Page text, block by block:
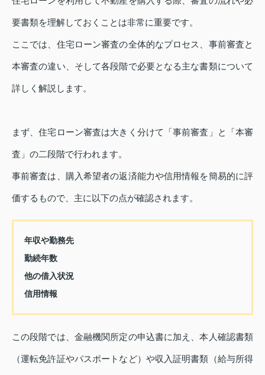
要書類を理解しておくことは非常に重要です。
ここでは、住宅ローン審査の全体的なプロセス、事前審査と
本審査の違い、そして各段階で必要となる主な書類について
詳しく解説します。
まず、住宅ローン審査は大きく分けて「事前審査」と「本審
査」の二段階で行われます。
事前審査は、購入希望者の返済能力や信用情報を簡易的に評
価するもので、主に以下の点が確認されます。
年収や勤務先
勤続年数
他の借入状況
信用情報
この段階では、金融機関所定の申込書に加え、本人確認書類
（運転免許証やパスポートなど）や収入証明書類（給与所得